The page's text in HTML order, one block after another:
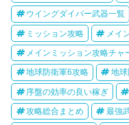
ウイングダイバー武器一覧
ミッション攻略 メイ
メインミッション攻略チャ
地球防衛軍6攻略 地
序盤の効率の良い稼ぎ
攻略総合まとめ 最強